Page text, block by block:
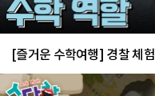
[즐거운 수학여행] 경찰 체험